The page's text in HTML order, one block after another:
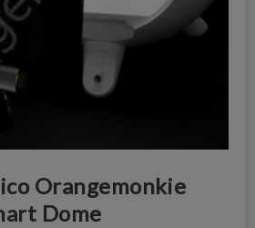
Orangemonkie
Dome